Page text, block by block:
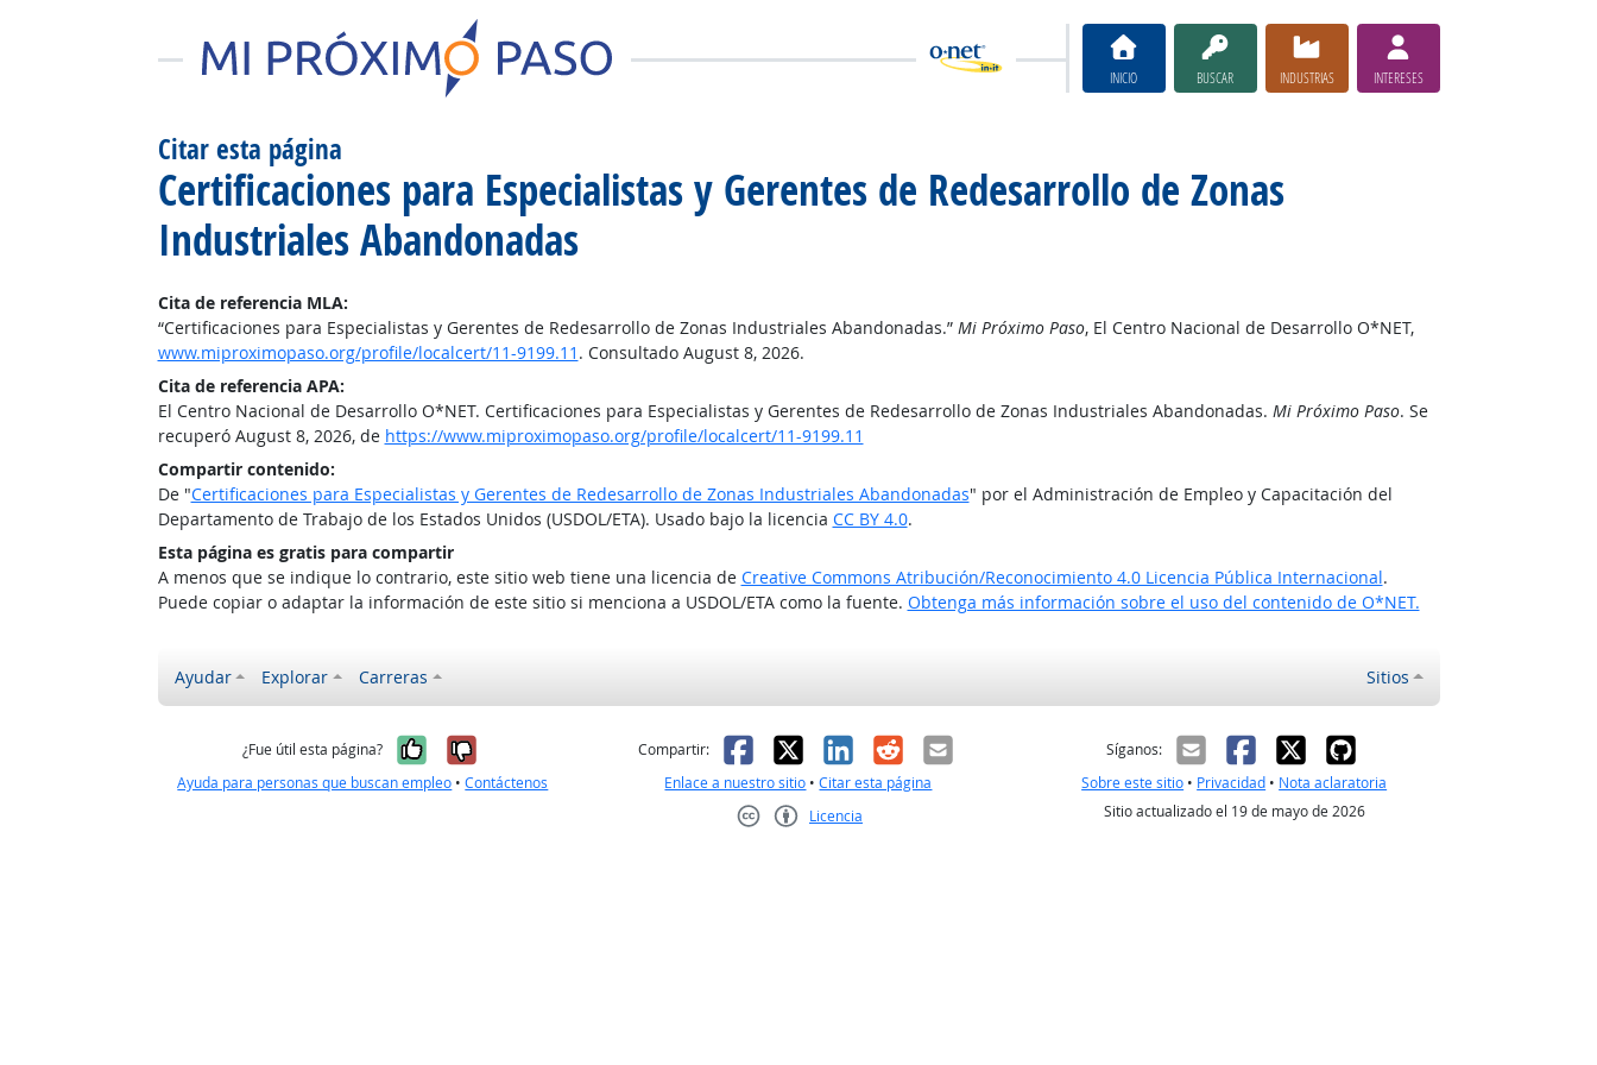
INICIO BUSCAR INDUSTRIAS INTERESES
Citar esta página
Certificaciones para Especialistas y Gerentes de Redesarrollo de Zonas
Industriales Abandonadas
Cita de referencia MLA:
“Certificaciones para Especialistas y Gerentes de Redesarrollo de Zonas Industriales Abandonadas.” Mi Próximo Paso, El Centro Nacional de Desarrollo O*NET,
www.miproximopaso.org/profile/localcert/11-9199.11 . Consultado August 8, 2026.
Cita de referencia APA:
El Centro Nacional de Desarrollo O*NET. Certificaciones para Especialistas y Gerentes de Redesarrollo de Zonas Industriales Abandonadas. Mi Próximo Paso. Se
recuperó August 8, 2026, de https://www.miproximopaso.org/profile/localcert/11-9199.11
Compartir contenido:
De "Certificaciones para Especialistas y Gerentes de Redesarrollo de Zonas Industriales Abandonadas" por el Administración de Empleo y Capacitación del
Departamento de Trabajo de los Estados Unidos (USDOL/ETA). Usado bajo la licencia CC BY 4.0.
Esta página es gratis para compartir
A menos que se indique lo contrario, este sitio web tiene una licencia de Creative Commons Atribución/Reconocimiento 4.0 Licencia Pública Internacional.
Puede copiar o adaptar la información de este sitio si menciona a USDOL/ETA como la fuente. Obtenga más información sobre el uso del contenido de O*NET.
Ayudar Explorar Carreras Sitios
¿Fue útil esta página? Sí, fue útil
No, no fue útil
Ayuda para personas que buscan empleo •Contáctenos
Compartir: Facebook
X LinkedIn
RedditCorreo electrónico
Enlace a nuestro sitio •Citar esta página
Licencia
Síganos:
Sobre este sitio • Privacidad • Nota aclaratoria
Sitio actualizado el 19 de mayo de 2026